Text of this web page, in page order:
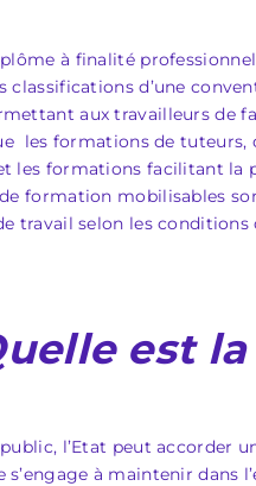
à finalité
classifications d’une
aux travailleurs de
les formations de tuteurs,
les formations facilitant la
formation mobilisables
travail selon les conditions
est
l’Etat peut accorder
s’engage à maintenir dans